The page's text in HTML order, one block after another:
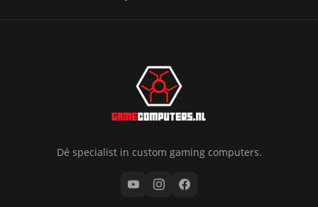
Dé specialist in custom gaming computers.